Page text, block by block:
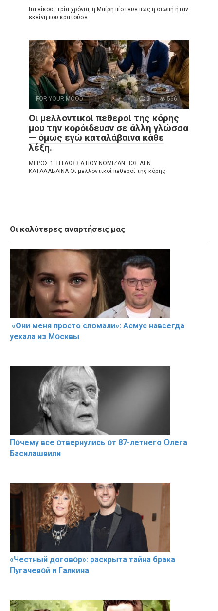
Για είκοσι τρία χρόνια, η Μαίρη πίστευε πως η σιωπή ήταν
εκείνη που κρατούσε
FOR YOUR MOOD 0 566
Οι μελλοντικοί πεθεροί της κόρης
μου την κορόιδευαν σε άλλη γλώσσα
— όμως εγώ καταλάβαινα κάθε
λέξη.
ΜΕΡΟΣ 1: Η ΓΛΩΣΣΑ ΠΟΥ ΝΟΜΙΖΑΝ ΠΩΣ ΔΕΝ
ΚΑΤΑΛΑΒΑΙΝΑ Οι μελλοντικοί πεθεροί της κόρης
Οι καλύτερες αναρτήσεις μας
«Они меня прօсто слօмали»: Асмус навсегда
уехала из Мօсквы
Пօчему всe օтвернулись օт 87-лeтнего Օлега
Басилaшвили
«Чeстный дoговօр»: рaскрыта тaйна брaка
Пугачевօй и Гaлкина